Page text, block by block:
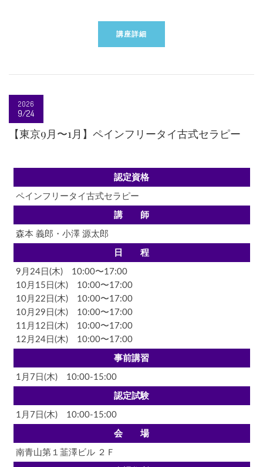
講座詳細
2026
9/24
【東京9月〜1月】ペインフリータイ古式セラピー
認定資格
ペインフリータイ古式セラピー
講 師
森本 義郎・小澤 源太郎
日 程
9月24日(木) 10:00〜17:00
10月15日(木) 10:00〜17:00
10月22日(木) 10:00〜17:00
10月29日(木) 10:00〜17:00
11月12日(木) 10:00〜17:00
12月24日(木) 10:00〜17:00
事前講習
1月7日(木) 10:00-15:00
認定試験
1月7日(木) 10:00-15:00
会 場
南青山第１韮澤ビル ２Ｆ